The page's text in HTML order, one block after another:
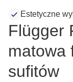
Estetyczne
Flügger
matowa
sufitów